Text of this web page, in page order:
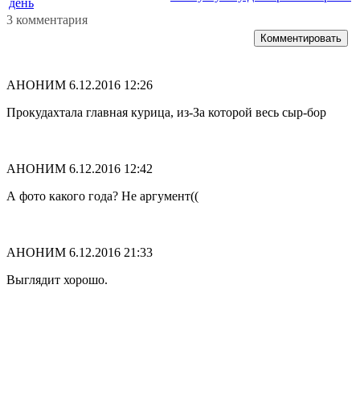
3 комментария
Комментировать
АНОНИМ 6.12.2016 12:26
Прокудахтала главная курица, из-За которой весь сыр-бор
АНОНИМ 6.12.2016 12:42
А фото какого года? Не аргумент((
АНОНИМ 6.12.2016 21:33
Выглядит хорошо.